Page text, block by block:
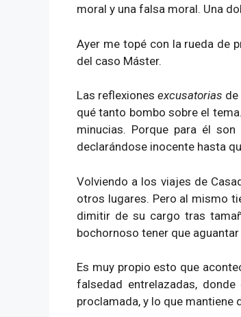
moral y una falsa moral. Una
Ayer me topé con la rueda de
del caso Máster.
Las reflexiones excusatorias
qué tanto bombo sobre el
minucias. Porque para él
declarándose inocente hasta
Volviendo a los viajes de
otros lugares. Pero al mismo
dimitir de su cargo tras
bochornoso tener que
Es muy propio esto que
falsedad entrelazadas,
proclamada, y lo que mantiene